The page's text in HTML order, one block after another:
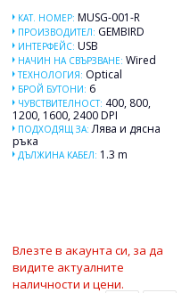
КАТ. НОМЕР: MUSG-001-R
ПРОИЗВОДИТЕЛ: GEMBIRD
ИНТЕРФЕЙС: USB
НАЧИН НА СВЪРЗВАНЕ: Wired
ТЕХНОЛОГИЯ: Optical
БРОЙ БУТОНИ: 6
ЧУВСТВИТЕЛНОСТ: 400, 800,
1200, 1600, 2400 DPI
ПОДХОДЯЩ ЗА: Лява и дясна
ръка
ДЪЛЖИНА КАБЕЛ: 1.3 m
Влезте в акаунта си, за да
видите актуалните
наличности и цени.